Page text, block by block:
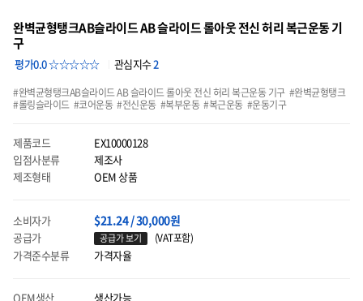
완벽균형탱크AB슬라이드 AB 슬라이드 롤아웃 전신 허리 복근운동 기
구
평가0.0 ☆☆☆☆☆ 관심지수2
완벽균형탱크AB슬라이드 AB 슬라이드 롤아웃 전신 허리 복근운동 기구
완벽균형탱크
롤링슬라이드
코어운동 전신운동 복부운동 복근운동 운동기구
제품코드
EX10000128
입점사분류
제조사
제조형태
OEM 상품
소비자가 $21.24 / 30,000원
공급가 공급가 보기 (VAT포함)
가격준수분류 가격자율
OEM생산
생산가능